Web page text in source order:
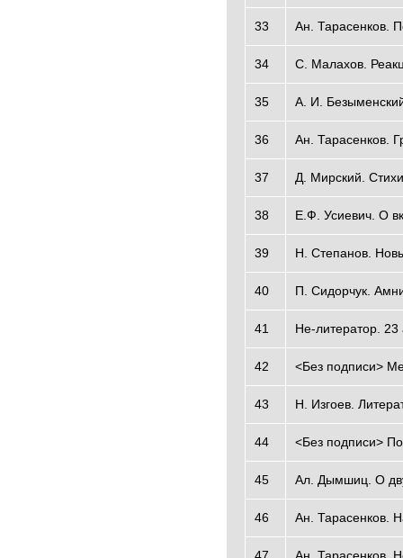
33 Ан. Тарасенков.
34 С. Малахов.
35 А. И.
36 Ан. Тарасенков.
37 Д. Мирский.
38 Е.Ф. Усиевич. О
39 Н. Степанов.
40 П. Сидорчук.
41 Не-литератор.
42 <Без подписи>
43 Н. Изгоев.
44 <Без подписи>
45 Ал. Дымшиц. О
46 Ан. Тарасенков.